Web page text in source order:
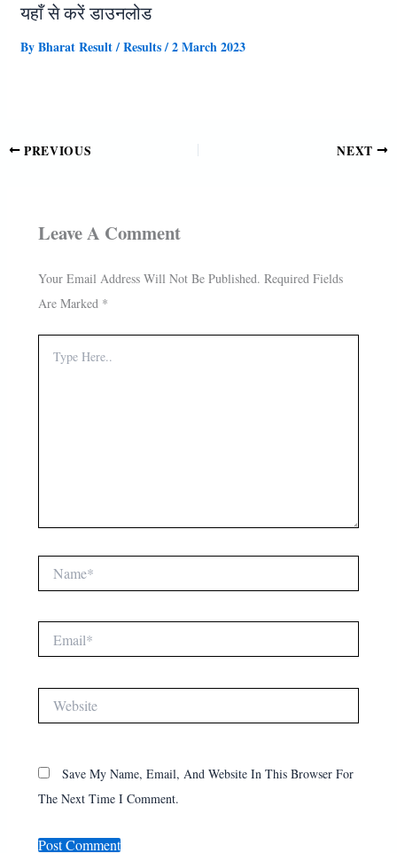
यहाँ से करें डाउनलोड
ByBharat Result/Results/2 March 2023
PREVIOUS NEXT
Leave A Comment
Your Email Address Will Not Be Published. Required Fields
Are Marked *
Here..
Save My Name, Email, And Website In This Browser For
The Next Time I Comment.